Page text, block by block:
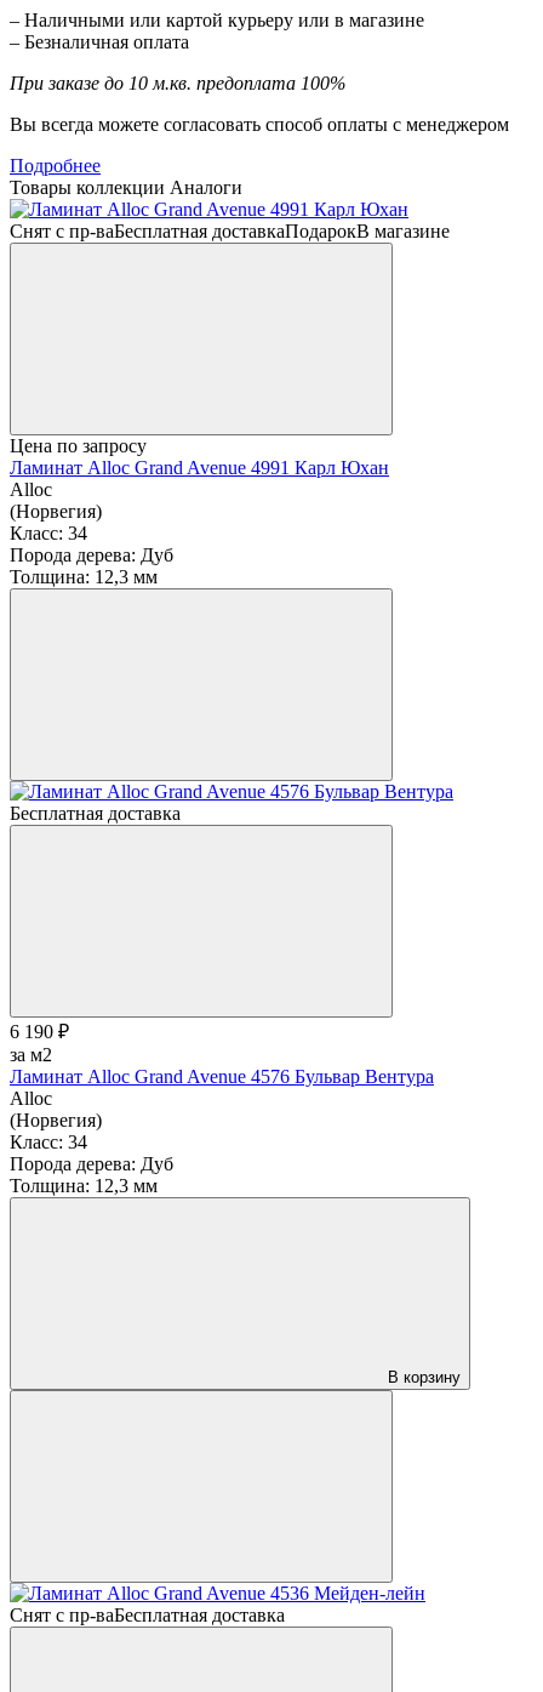
– Наличными или картой курьеру или в магазине
– Безналичная оплата
При заказе до 10 м.кв. предоплата 100%
Вы всегда можете согласовать способ оплаты с менеджером
Подробнее
Товары коллекции Аналоги
Снят с пр-ваБесплатная доставкаПодарокВ магазине
Цена по запросу
Ламинат Alloc Grand Avenue 4991 Карл Юхан
Alloc
(Норвегия)
Класс: 34
Порода дерева: Дуб
Толщина: 12,3 мм
Бесплатная доставка
6 190 ₽
за м2
Ламинат Alloc Grand Avenue 4576 Бульвар Вентура
Alloc
(Норвегия)
Класс: 34
Порода дерева: Дуб
Толщина: 12,3 мм
В корзину
Снят с пр-ваБесплатная доставка